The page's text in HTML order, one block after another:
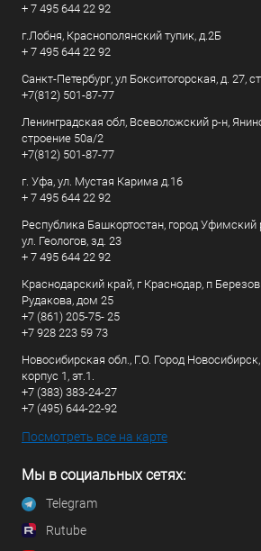
+ 7 495 644 22 92
г.Лобня, Краснополянский тупик, д.2Б
+ 7 495 644 22 92
Санкт-Петербург, ул Бокситогорская, д. 27,
+7(812) 501-87-77
Ленинградская обл, Всеволожский р-н,
строение 50а/2
+7(812) 501-87-77
г. Уфа, ул. Мустая Карима д.16
+ 7 495 644 22 92
Республика Башкортостан, город Уфимский
ул. Геологов, зд. 23
+ 7 495 644 22 92
Краснодарский край, г Краснодар, п
Рудакова, дом 25
+7 (861) 205-75- 25
+7 928 223 59 73
Новосибирская обл., Г.О. Город
корпус 1, эт.1.
+7 (383) 383-24-27
+7 (495) 644-22-92
Посмотреть все на карте
Мы в социальных сетях:
Telegram
Rutube